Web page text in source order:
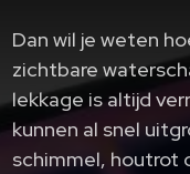
Dan wil je weten
zichtbare
lekkage is altijd
kunnen al snel
schimmel, houtrot